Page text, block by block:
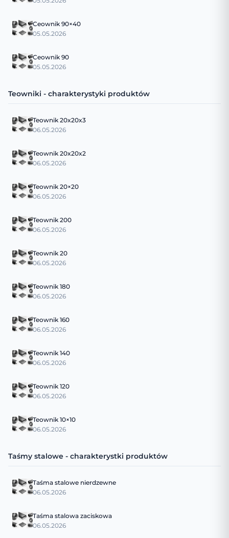
Ceownik 90×40
05.05.2026
Ceownik 90
05.05.2026
Teowniki - charakterystyki produktów
Teownik 20x20x3
06.05.2026
Teownik 20x20x2
06.05.2026
Teownik 20×20
06.05.2026
Teownik 200
06.05.2026
Teownik 20
06.05.2026
Teownik 180
06.05.2026
Teownik 160
06.05.2026
Teownik 140
06.05.2026
Teownik 120
06.05.2026
Teownik 10×10
06.05.2026
Taśmy stalowe - charakterystki produktów
Taśma stalowe nierdzewne
06.05.2026
Taśma stalowa zaciskowa
06.05.2026